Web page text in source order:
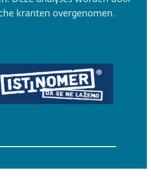
kranten overgenomen.